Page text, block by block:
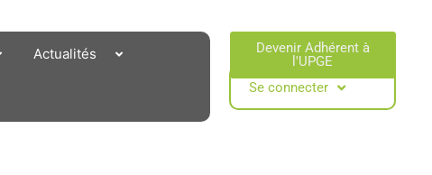
Actualités
Devenir Adhérent à
l'UPGE​
Se connecter